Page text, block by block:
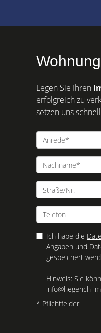
Legen Sie Ihren
erfolgreich zu
setzen uns
Ich habe die
Angaben und
gespeichert
Hinweis: Sie
info@hegerich-
* Pflichtfelder